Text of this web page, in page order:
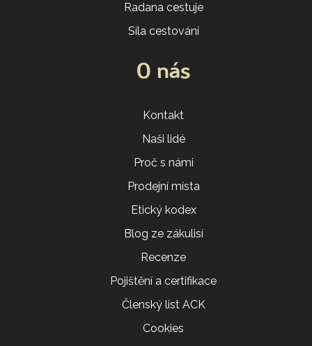
Radana cestuje
Síla cestování
O nás
Kontakt
Naši lidé
Proč s námi
Prodejní místa
Etický kodex
Blog ze zákulisí
Recenze
Pojištění a certifikace
Členský list ACK
Cookies